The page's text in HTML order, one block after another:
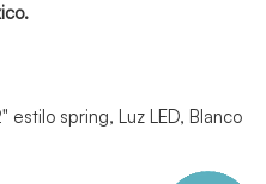
spring, Luz LED, Blanco